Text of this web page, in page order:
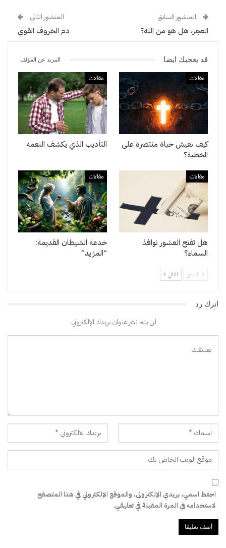
المنشور السابق
العجز، هل هو من الله؟
المنشور التالي
دم الخروف القوي
قد يعجبك ايضا المزيد عن المؤلف
مقالات
كيف نعيش حياة منتصرة على
الخطية؟
مقالات
التأديب الذي يكشف النعمة
مقالات
هل تفتح العشور نوافذ
السماء؟
مقالات
خدعة الشيطان القديمة:
“المزيد”
السابق التالي
اترك رد
لن يتم نشر عنوان بريدك الإلكتروني.
احفظ اسمي، بريدي الإلكتروني، والموقع الإلكتروني في هذا المتصفح
لاستخدامه في المرة المقبلة في تعليقي.